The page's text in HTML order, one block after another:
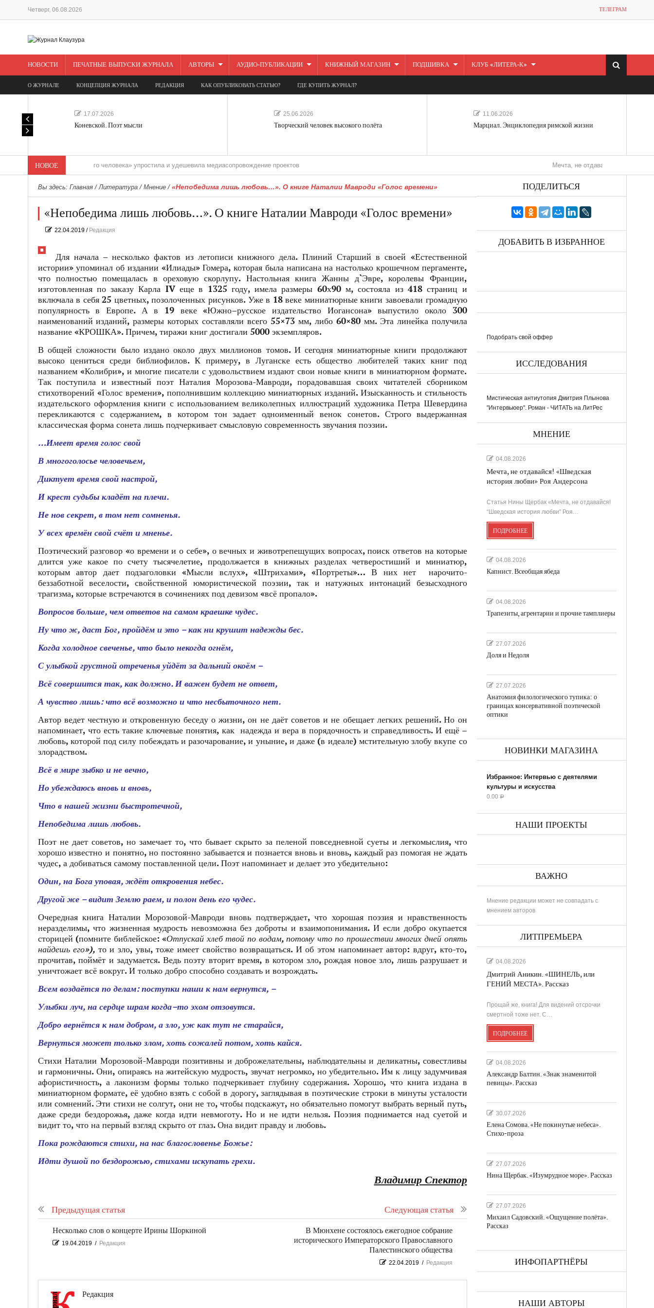
Четверг, 06.08.2026 ТЕЛЕГРАМ
НОВОСТИ ПЕЧАТНЫЕ ВЫПУСКИ ЖУРНАЛА АВТОРЫ АУДИО-ПУБЛИКАЦИИ КНИЖНЫЙ МАГАЗИН ПОДШИВКА КЛУБ «ЛИТЕРА-К»
О ЖУРНАЛЕ КОНЦЕПЦИЯ ЖУРНАЛА РЕДАКЦИЯ КАК ОПУБЛИКОВАТЬ СТАТЬЮ? ГДЕ КУПИТЬ ЖУРНАЛ?
17.07.2026
Коневской. Поэт мысли
25.06.2026
Творческий человек высокого полёта
11.06.2026
Марциал. Энциклопедия римской жизни
НОВОЕ
«Редакция одного человека» упростила и удешевила медиасопровождение проектов Мечта, не отдавайся! «Шведская история
Вы здесь: Главная/ Литература/ Мнение/ «Непобедима лишь любовь…». О книге Наталии Мавроди «Голос времени»
«Непобедима лишь любовь…». О книге Наталии Мавроди «Голос времени»
22.04.2019/ Редакция
Для начала – несколько фактов из летописи книжного дела. Плиний Старший в своей «Естественной
истории» упоминал об издании «Илиады» Гомера, которая была написана на настолько крошечном пергаменте,
что полностью помещалась в ореховую скорлупу. Настольная книга Жанны д`Эвре, королевы Франции,
изготовленная по заказу Карла IV еще в 1325 году, имела размеры 60х90 м, состояла из 418 страниц и
включала в себя 25 цветных, позолоченных рисунков. Уже в 18 веке миниатюрные книги завоевали громадную
популярность в Европе. А в 19 веке «Южно–русское издательство Иогансона» выпустило около 300
наименований изданий, размеры которых составляли всего 55×73 мм, либо 60×80 мм. Эта линейка получила
название «КРОШКА». Причем, тиражи книг достигали 5000 экземпляров.
В общей сложности было издано около двух миллионов томов. И сегодня миниатюрные книги продолжают
высоко цениться среди библиофилов. К примеру, в Луганске есть общество любителей таких книг под
названием «Колибри», и многие писатели с удовольствием издают свои новые книги в миниатюрном формате.
Так поступила и известный поэт Наталия Морозова-Мавроди, порадовавшая своих читателей сборником
стихотворений «Голос времени», пополнившим коллекцию миниатюрных изданий. Изысканность и стильность
издательского оформления книги с использованием великолепных иллюстраций художника Петра Шевердина
перекликаются с содержанием, в котором тон задает одноименный венок сонетов. Строго выдержанная
классическая форма сонета лишь подчеркивает смысловую современность звучания поэзии.
…Имеет время голос свой
В многоголосье человечьем,
Диктует время свой настрой,
И крест судьбы кладёт на плечи.
Не нов секрет, в том нет сомненья.
У всех времён свой счёт и мненье.
Поэтический разговор «о времени и о себе», о вечных и животрепещущих вопросах, поиск ответов на которые
длится уже какое по счету тысячелетие, продолжается в книжных разделах четверостиший и миниатюр,
которым автор дает подзаголовки «Мысли вслух», «Штрихами», «Портреты»… В них нет нарочито-
беззаботной веселости, свойственной юмористической поэзии, так и натужных интонаций безысходного
трагизма, которые встречаются в сочинениях под девизом «всё пропало».
Вопросов больше, чем ответов на самом краешке чудес.
Ну что ж, даст Бог, пройдём и это – как ни крушит надежды бес.
Когда холодное свеченье, что было некогда огнём,
С улыбкой грустной отреченья уйдёт за дальний окоём –
Всё совершится так, как должно. И важен будет не ответ,
А чувство лишь: что всё возможно и что несбыточного нет.
Автор ведет честную и откровенную беседу о жизни, он не даёт советов и не обещает легких решений. Но он
напоминает, что есть такие ключевые понятия, как надежда и вера в порядочность и справедливость. И ещё –
любовь, которой под силу побеждать и разочарование, и уныние, и даже (в идеале) мстительную злобу вкупе со
злорадством.
Всё в мире зыбко и не вечно,
Но убеждаюсь вновь и вновь,
Что в нашей жизни быстротечной,
Непобедима лишь любовь.
Поэт не дает советов, но замечает то, что бывает скрыто за пеленой повседневной суеты и легкомыслия, что
хорошо известно и понятно, но постоянно забывается и познается вновь и вновь, каждый раз помогая не ждать
чудес, а добиваться самому поставленной цели. Поэт напоминает и делает это убедительно:
Один, на Бога уповая, ждёт откровения небес.
Другой же – видит Землю раем, и полон день его чудес.
Очередная книга Наталии Морозовой-Мавроди вновь подтверждает, что хорошая поэзия и нравственность
неразделимы, что жизненная мудрость невозможна без доброты и взаимопонимания. И если добро окупается
сторицей (помните библейское: «Отпускай хлеб твой по водам, потому что по прошествии многих дней опять
найдешь его»), то и зло, увы, тоже имеет свойство возвращаться. И об этом напоминает автор: вдруг, кто-то,
прочитав, поймёт и задумается. Ведь поэту вторит время, в котором зло, рождая новое зло, лишь разрушает и
уничтожает всё вокруг. И только добро способно создавать и возрождать.
Всем воздаётся по делам: поступки наши к нам вернутся, –
Улыбки луч, на сердце шрам когда–то эхом отзовутся.
Добро вернётся к нам добром, а зло, уж как тут не старайся,
Вернуться может только злом, хоть сожалей потом, хоть кайся.
Стихи Наталии Морозовой-Мавроди позитивны и доброжелательны, наблюдательны и деликатны, совестливы
и гармоничны. Они, опираясь на житейскую мудрость, звучат негромко, но убедительно. Им к лицу задумчивая
афористичность, а лаконизм формы только подчеркивает глубину содержания. Хорошо, что книга издана в
миниатюрном формате, её удобно взять с собой в дорогу, заглядывая в поэтические строки в минуты усталости
или сомнений. Эти стихи не солгут, они не то, чтобы подскажут, но обязательно помогут выбрать верный путь,
даже среди бездорожья, даже когда идти невмоготу. Но и не идти нельзя. Поэзия поднимается над суетой и
видит то, что на первый взгляд скрыто от глаз. Она видит правду и любовь.
Пока рождаются стихи, на нас благословенье Божье:
Идти душой по бездорожью, стихами искупать грехи.
Владимир Спектор
Предыдущая статья Следующая статья
Несколько слов о концерте Ирины Шоркиной
19.04.2019 / Редакция
В Мюнхене состоялось ежегодное собрание
исторического Императорского Православного
Палестинского общества
22.04.2019 / Редакция
Редакция
ПОДЕЛИТЬСЯ
ДОБАВИТЬ В ИЗБРАННОЕ
Подобрать свой оффер
ИССЛЕДОВАНИЯ
Мистическая антиутопия Дмитрия Плынова
"Интервьюер". Роман - ЧИТАТЬ на ЛитРес
МНЕНИЕ
04.08.2026
Мечта, не отдавайся! «Шведская
история любви» Роя Андерсона
Статья Нины Щербак «Мечта, не отдавайся!
“Шведская история любви” Роя…
ПОДРОБНЕЕ
04.08.2026
Капнист. Всеобщая ябеда
04.08.2026
Трапезиты, агрентарии и прочие тамплиеры
27.07.2026
Доля и Недоля
27.07.2026
Анатомия филологического тупика: о
границах консервативной поэтической
оптики
НОВИНКИ МАГАЗИНА
Избранное: Интервью с деятелями
культуры и искусства
0.00 Р
НАШИ ПРОЕКТЫ
ВАЖНО
Мнение редакции может не совпадать с
мнением авторов
ЛИТПРЕМЬЕРА
04.08.2026
Дмитрий Аникин. «ШИНЕЛЬ, или
ГЕНИЙ МЕСТА». Рассказ
Прощай же, книга! Для видений отсрочки
смертной тоже нет. С…
ПОДРОБНЕЕ
04.08.2026
Александр Балтин. «Знак знаменитой
певицы». Рассказ
30.07.2026
Елена Сомова. «Не покинутые небеса».
Стихо-проза
27.07.2026
Нина Щербак. «Изумрудное море». Рассказ
27.07.2026
Михаил Садовский. «Ощущение полёта».
Рассказ
ИНФОПАРТНЁРЫ
НАШИ АВТОРЫ